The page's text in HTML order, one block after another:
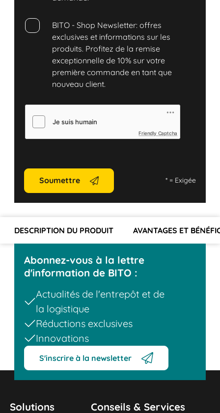
BITO - Shop Newsletter: offres
exclusives et informations sur les
produits. Profitez de la remise
exceptionnelle de 10% sur votre
première commande en tant que
nouveau client.
Friendly Captcha
Soumettre *= Exigée
DESCRIPTION DU PRODUIT AVANTAGES ET
Abonnez-vous à la lettre
d'information de BITO :
Actualités de l'entrepôt et de
la logistique
Réductions exclusives
Innovations
S'inscrire à la newsletter
Solutions Conseils & Services